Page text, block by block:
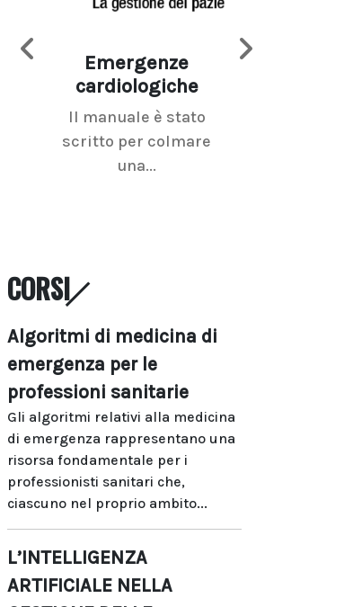
Emergenze
cardiologiche
Il manuale è stato
scritto per colmare
una...
CORSI
Algoritmi di medicina di
emergenza per le
professioni sanitarie
Gli algoritmi relativi alla medicina
di emergenza rappresentano una
risorsa fondamentale per i
professionisti sanitari che,
ciascuno nel proprio ambito...
L’INTELLIGENZA
ARTIFICIALE NELLA